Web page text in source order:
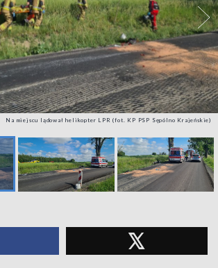
Na miejscu lądował helikopter LPR (fot. KP PSP Sępólno Krajeńskie)